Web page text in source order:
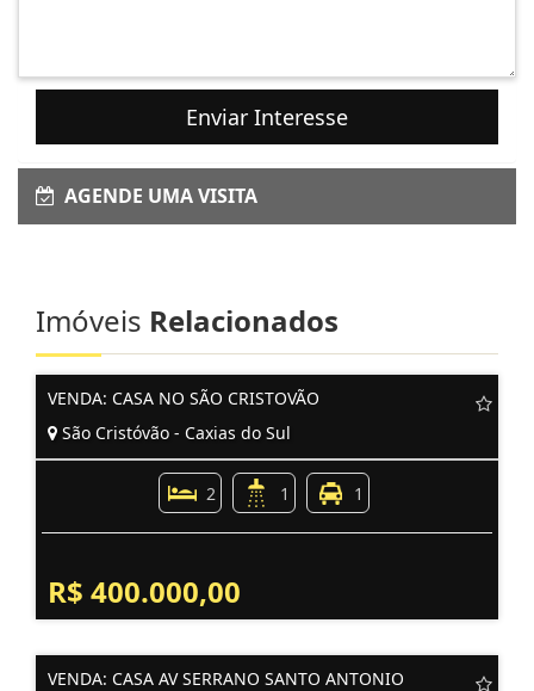
Enviar Interesse
AGENDE UMA VISITA
Imóveis Relacionados
VENDA: CASA NO SÃO CRISTOVÃO
São Cristóvão - Caxias do Sul
2 1 1
R$ 400.000,00
VENDA: CASA AV SERRANO SANTO ANTONIO